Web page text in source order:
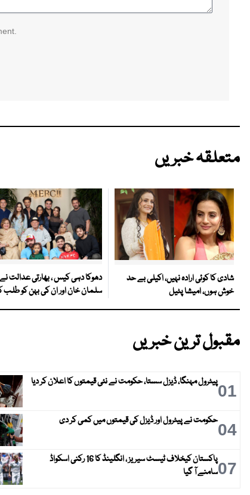
متعلقہ خبریں
شادی کا کوئی ارادہ نہیں، اکیلی بے حد
خوش ہوں، امیشا پٹیل
دھوکا دہی کیس ، بھارتی عدالت نے
سلمان خان اور ان کی بہن کو طلب
مقبول ترین خبریں
01پیٹرول مہنگا، ڈیزل سستا، حکومت نے نئی قیمتوں کا اعلان کر دیا
04حکومت نے پیٹرول اور ڈیزل کی قیمتوں میں کمی کر دی
07
پاکستان کیخلاف ٹیسٹ سیریز ، انگلینڈ کا 16 رکنی اسکواڈ
سامنے آ گیا